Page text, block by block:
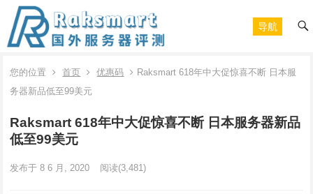
导航
您的位置 首页 优惠码
Raksmart 618年中大促惊喜不断 日本服
务器新品低至99美元
Raksmart 618年中大促惊喜不断 日本服务器新品
低至99美元
发布于 8 6 月, 2020 阅读(3,481)